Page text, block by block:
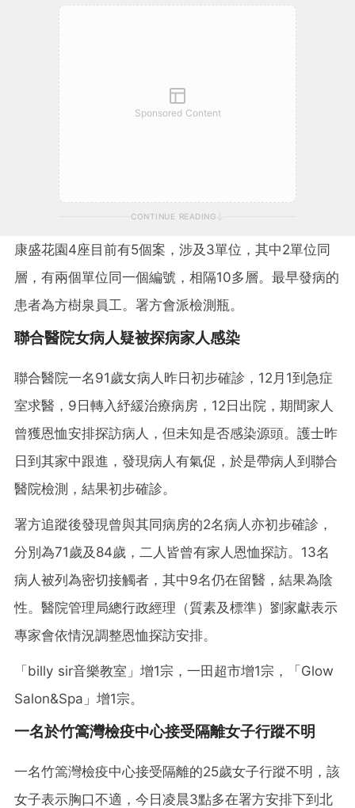
Sponsored Content
CONTINUE READING
康盛花園4座目前有5個案，涉及3單位，其中2單位同
層，有兩個單位同一個編號，相隔10多層。最早發病的
患者為方樹泉員工。署方會派檢測瓶。
聯合醫院女病人疑被探病家人感染
聯合醫院一名91歲女病人昨日初步確診，12月1到急症
室求醫，9日轉入紓緩治療病房，12日出院，期間家人
曾獲恩恤安排探訪病人，但未知是否感染源頭。護士昨
日到其家中跟進，發現病人有氣促，於是帶病人到聯合
醫院檢測，結果初步確診。
署方追蹤後發現曾與其同病房的2名病人亦初步確診，
分別為71歲及84歲，二人皆曾有家人恩恤探訪。13名
病人被列為密切接觸者，其中9名仍在留醫，結果為陰
性。醫院管理局總行政經理（質素及標準）劉家獻表示
專家會依情況調整恩恤探訪安排。
「billy sir音樂教室」增1宗，一田超市增1宗，「Glow
Salon&Spa」增1宗。
一名於竹篙灣檢疫中心接受隔離女子行蹤不明
一名竹篙灣檢疫中心接受隔離的25歲女子行蹤不明，該
女子表示胸口不適，今日凌晨3點多在署方安排下到北